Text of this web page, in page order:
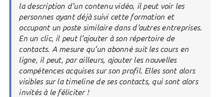
la description d’un contenu vidéo, il peut voir les
personnes ayant déjà suivi cette formation et
occupant un poste similaire dans d’autres entreprises.
En un clic, il peut l’ajouter à son répertoire de
contacts. A mesure qu’un abonné suit les cours en
ligne, il peut, par ailleurs, ajouter les nouvelles
compétences acquises sur son profil. Elles sont alors
visibles sur la timeline de ses contacts, qui sont alors
invités à le féliciter !